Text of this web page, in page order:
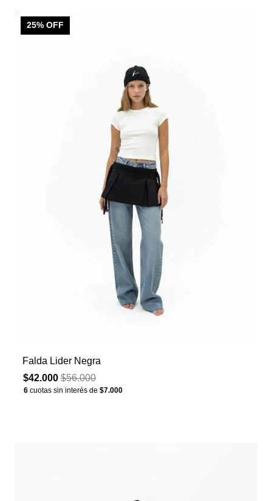
25% OFF
Falda Lider Negra
$42.000 $56.000
6 cuotas sin interés de $7.000